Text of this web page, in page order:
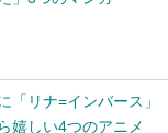
「リナ=インバース」
しい4つのアニメ